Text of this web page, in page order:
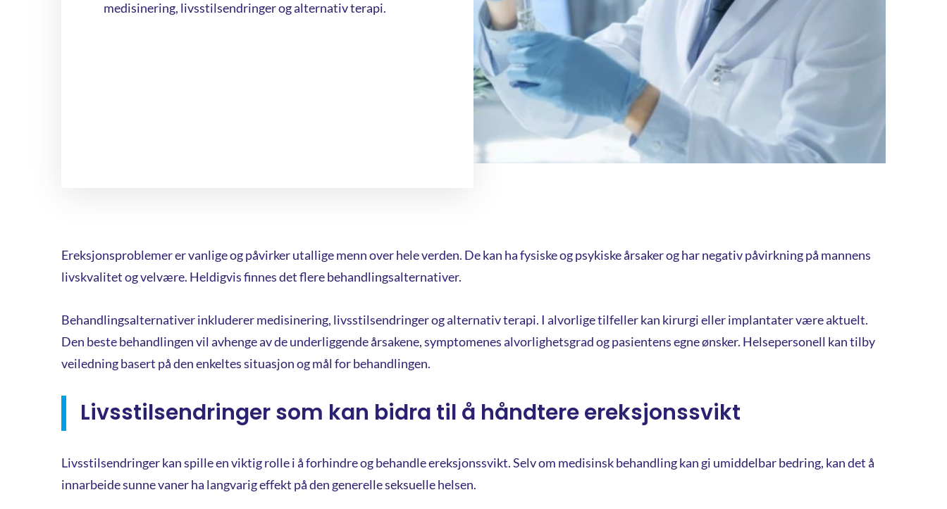
medisinering, livsstilsendringer og alternativ terapi.
Ereksjonsproblemer er vanlige og påvirker utallige menn over hele verden. De kan ha fysiske og psykiske årsaker og har negativ påvirkning på mannens
livskvalitet og velvære. Heldigvis finnes det flere behandlingsalternativer.
Behandlingsalternativer inkluderer medisinering, livsstilsendringer og alternativ terapi. I alvorlige tilfeller kan kirurgi eller implantater være aktuelt.
Den beste behandlingen vil avhenge av de underliggende årsakene, symptomenes alvorlighetsgrad og pasientens egne ønsker. Helsepersonell kan tilby
veiledning basert på den enkeltes situasjon og mål for behandlingen.
Livsstilsendringer som kan bidra til å håndtere ereksjonssvikt
Livsstilsendringer kan spille en viktig rolle i å forhindre og behandle ereksjonssvikt. Selv om medisinsk behandling kan gi umiddelbar bedring, kan det å
innarbeide sunne vaner ha langvarig effekt på den generelle seksuelle helsen.